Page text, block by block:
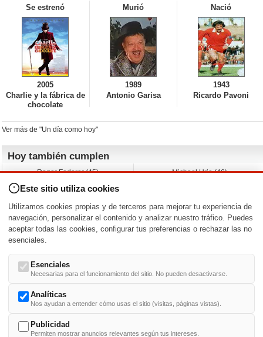
Se estrenó
2005
Charlie y la fábrica de
chocolate
Murió
1989
Antonio Garisa
Nació
1943
Ricardo Pavoni
Ver más de "Un día como hoy"
Hoy también cumplen
Roger Federer (45)
Dustin Hoffman (89)
Martin Brest (75)
Adam Roarke (89)
Michael Urie (46)
Jimmy Jean-Louis (58)
Ken Baumann (37)
Nacimientos y estrenos en la fecha
DD/MM /
-U- V- W- X - -
Este sitio utiliza cookies
Utilizamos cookies propias y de terceros para mejorar tu experiencia de
navegación, personalizar el contenido y analizar nuestro tráfico. Puedes
aceptar todas las cookies, configurar tus preferencias o rechazar las no
esenciales.
Esenciales
Necesarias para el funcionamiento del sitio. No pueden desactivarse.
Analíticas
Nos ayudan a entender cómo usas el sitio (visitas, páginas vistas).
Publicidad
Permiten mostrar anuncios relevantes según tus intereses.